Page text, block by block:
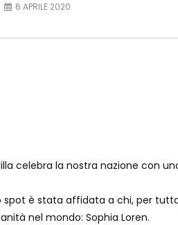
6 APRILE 2020
celebra la nostra nazione con
spot è stata affidata a chi, per
nel mondo: Sophia Loren.